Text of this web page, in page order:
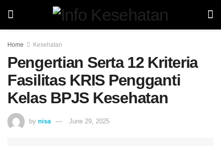
Home Kesehatan
Pengertian Serta 12 Kriteria
Fasilitas KRIS Pengganti
Kelas BPJS Kesehatan
by nisa June 29, 2025